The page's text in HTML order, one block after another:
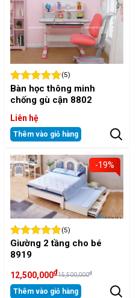
(5)
Bàn học thông minh
chống gù cận 8802
Liên hệ
Thêm vào giỏ hàng
-19%
(5)
Giường 2 tầng cho bé
8919
12,500,000₫15,500,000₫
Thêm vào giỏ hàng